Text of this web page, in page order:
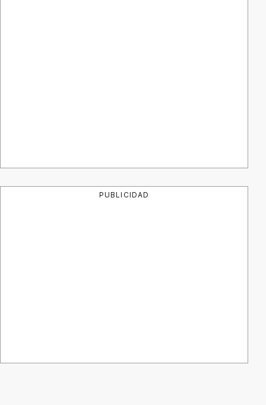
PUBLICIDAD